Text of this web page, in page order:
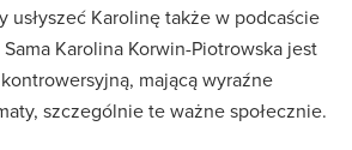
usłyszeć Karolinę także w podcaście
Karolina Korwin-Piotrowska jest
mającą wyraźne
szczególnie te ważne społecznie.